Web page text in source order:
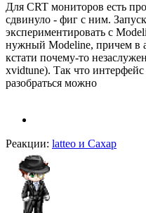
Для CRT мониторов есть
сдвинуло - фиг с ним.
экспериментировать с
нужный Modeline, причем в
кстати почему-то
xvidtune). Так что
разобраться можно
Реакции: latteo и Caxap